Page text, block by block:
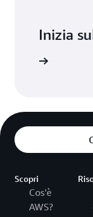
Inizia
Scopri
Cos'è
AWS?